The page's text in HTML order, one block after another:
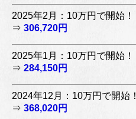
2025年2月：10万円で開始！
⇒ 306,720円
2025年1月：10万円で開始！
⇒ 284,150円
2024年12月：10万円で開始！
⇒ 368,020円